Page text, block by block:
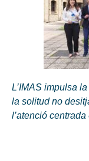
L’IMAS impulsa
la solitud no
l’atenció